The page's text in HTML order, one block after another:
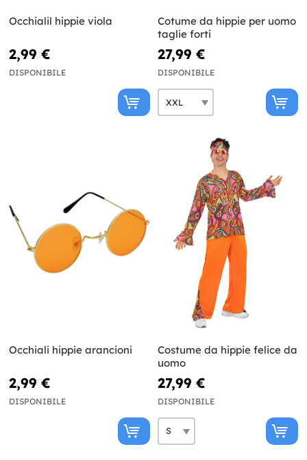
Occhialil hippie viola
2,99 €
DISPONIBILE
Cotume da hippie per uomo
taglie forti
27,99 €
DISPONIBILE
Occhiali hippie arancioni
2,99 €
DISPONIBILE
Costume da hippie felice da
uomo
27,99 €
DISPONIBILE